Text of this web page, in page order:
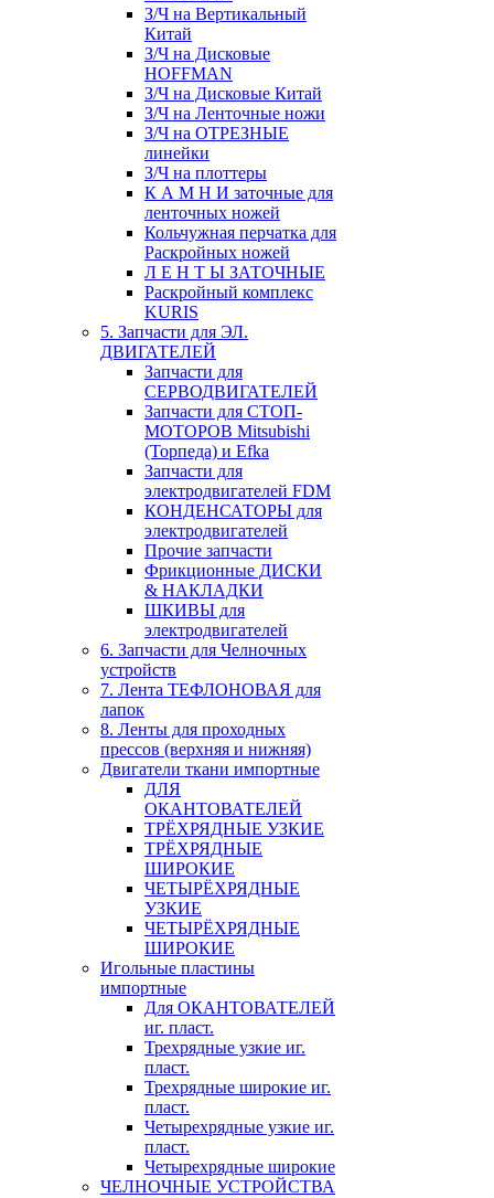
З/Ч на Вертикальный
Китай
З/Ч на Дисковые
HOFFMAN
З/Ч на Дисковые Китай
З/Ч на Ленточные ножи
З/Ч на ОТРЕЗНЫЕ
линейки
З/Ч на плоттеры
К А М Н И заточные для
ленточных ножей
Кольчужная перчатка для
Раскройных ножей
Л Е Н Т Ы ЗАТОЧНЫЕ
Раскройный комплекс
KURIS
5. Запчасти для ЭЛ.
ДВИГАТЕЛЕЙ
Запчасти для
СЕРВОДВИГАТЕЛЕЙ
Запчасти для СТОП-
МОТОРОВ Mitsubishi
(Торпеда) и Efka
Запчасти для
электродвигателей FDM
КОНДЕНСАТОРЫ для
электродвигателей
Прочие запчасти
Фрикционные ДИСКИ
& НАКЛАДКИ
ШКИВЫ для
электродвигателей
6. Запчасти для Челночных
устройств
7. Лента ТЕФЛОНОВАЯ для
лапок
8. Ленты для проходных
прессов (верхняя и нижняя)
Двигатели ткани импортные
ДЛЯ
ОКАНТОВАТЕЛЕЙ
ТРЁХРЯДНЫЕ УЗКИЕ
ТРЁХРЯДНЫЕ
ШИРОКИЕ
ЧЕТЫРЁХРЯДНЫЕ
УЗКИЕ
ЧЕТЫРЁХРЯДНЫЕ
ШИРОКИЕ
Игольные пластины
импортные
Для ОКАНТОВАТЕЛЕЙ
иг. пласт.
Трехрядные узкие иг.
пласт.
Трехрядные широкие иг.
пласт.
Четырехрядные узкие иг.
пласт.
Четырехрядные широкие
ЧЕЛНОЧНЫЕ УСТРОЙСТВА